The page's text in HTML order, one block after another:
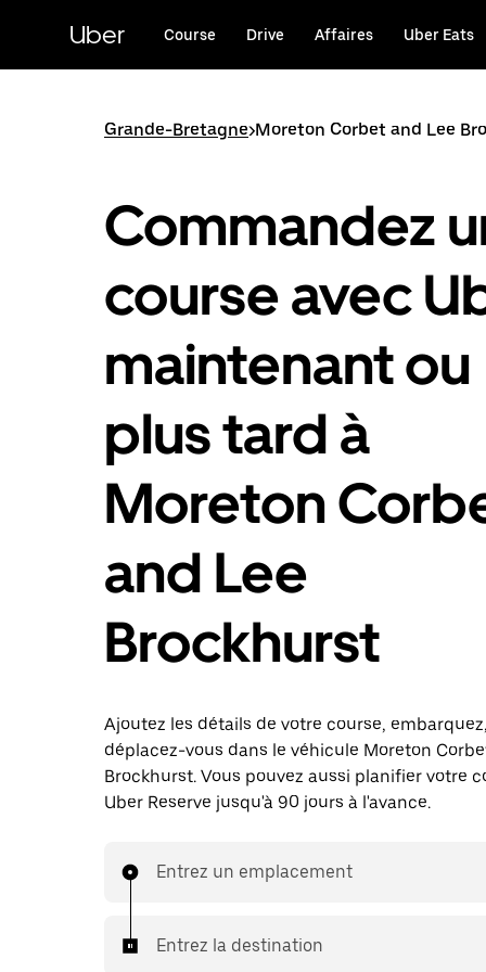
principal
Uber Course Drive Affaires Uber Eats
Grande-Bretagne>Moreton Corbet and Lee
Commandez
course avec
maintenant ou
plus tard à
Moreton
and Lee
Brockhurst
Ajoutez les détails de votre course,
déplacez-vous dans le véhicule Moreton
Brockhurst. Vous pouvez aussi planifier votre
Uber Reserve jusqu'à 90 jours à l'avance.
Entrez un emplacement
Entrez la destination